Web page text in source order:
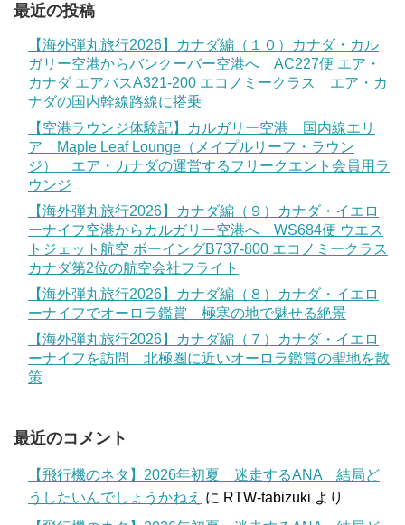
最近の投稿
【海外弾丸旅行2026】カナダ編（１０）カナダ・カル
ガリー空港からバンクーバー空港へ AC227便 エア・
カナダ エアバスA321-200 エコノミークラス エア・カ
ナダの国内幹線路線に搭乗
【空港ラウンジ体験記】カルガリー空港 国内線エリ
ア Maple Leaf Lounge（メイプルリーフ・ラウン
ジ） エア・カナダの運営するフリークエント会員用ラ
ウンジ
【海外弾丸旅行2026】カナダ編（９）カナダ・イエロ
ーナイフ空港からカルガリー空港へ WS684便 ウエス
トジェット航空 ボーイングB737-800 エコノミークラス
カナダ第2位の航空会社フライト
【海外弾丸旅行2026】カナダ編（８）カナダ・イエロ
ーナイフでオーロラ鑑賞 極寒の地で魅せる絶景
【海外弾丸旅行2026】カナダ編（７）カナダ・イエロ
ーナイフを訪問 北極圏に近いオーロラ鑑賞の聖地を散
策
最近のコメント
【飛行機のネタ】2026年初夏 迷走するANA 結局ど
うしたいんでしょうかねえ に RTW-tabizuki より